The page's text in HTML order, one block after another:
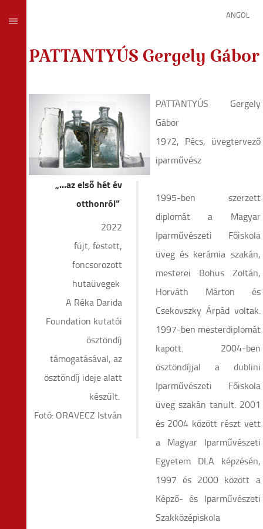
ANGOL
PATTANTYÚS Gergely Gábor
„…az első hét év
otthonról”
2022
fújt, festett,
foncsorozott
hutaüvegek
A Réka Darida
Foundation kutatói
ösztöndíj
támogatásával, az
ösztöndíj ideje alatt
készült.
Fotó: ORAVECZ István
PATTANTYÚS Gergely
Gábor
1972, Pécs, üvegtervező
iparművész
1995-ben szerzett
diplomát a Magyar
Iparművészeti Főiskola
üveg és kerámia szakán,
mesterei Bohus Zoltán,
Horváth Márton és
Csekovszky Árpád voltak.
1997-ben mesterdiplomát
kapott. 2004-ben
ösztöndíjjal a dublini
Iparművészeti Főiskola
üveg szakán tanult. 2001
és 2004 között részt vett
a Magyar Iparművészeti
Egyetem DLA képzésén,
1997 és 2000 között a
Képző- és Iparművészeti
Szakközépiskola